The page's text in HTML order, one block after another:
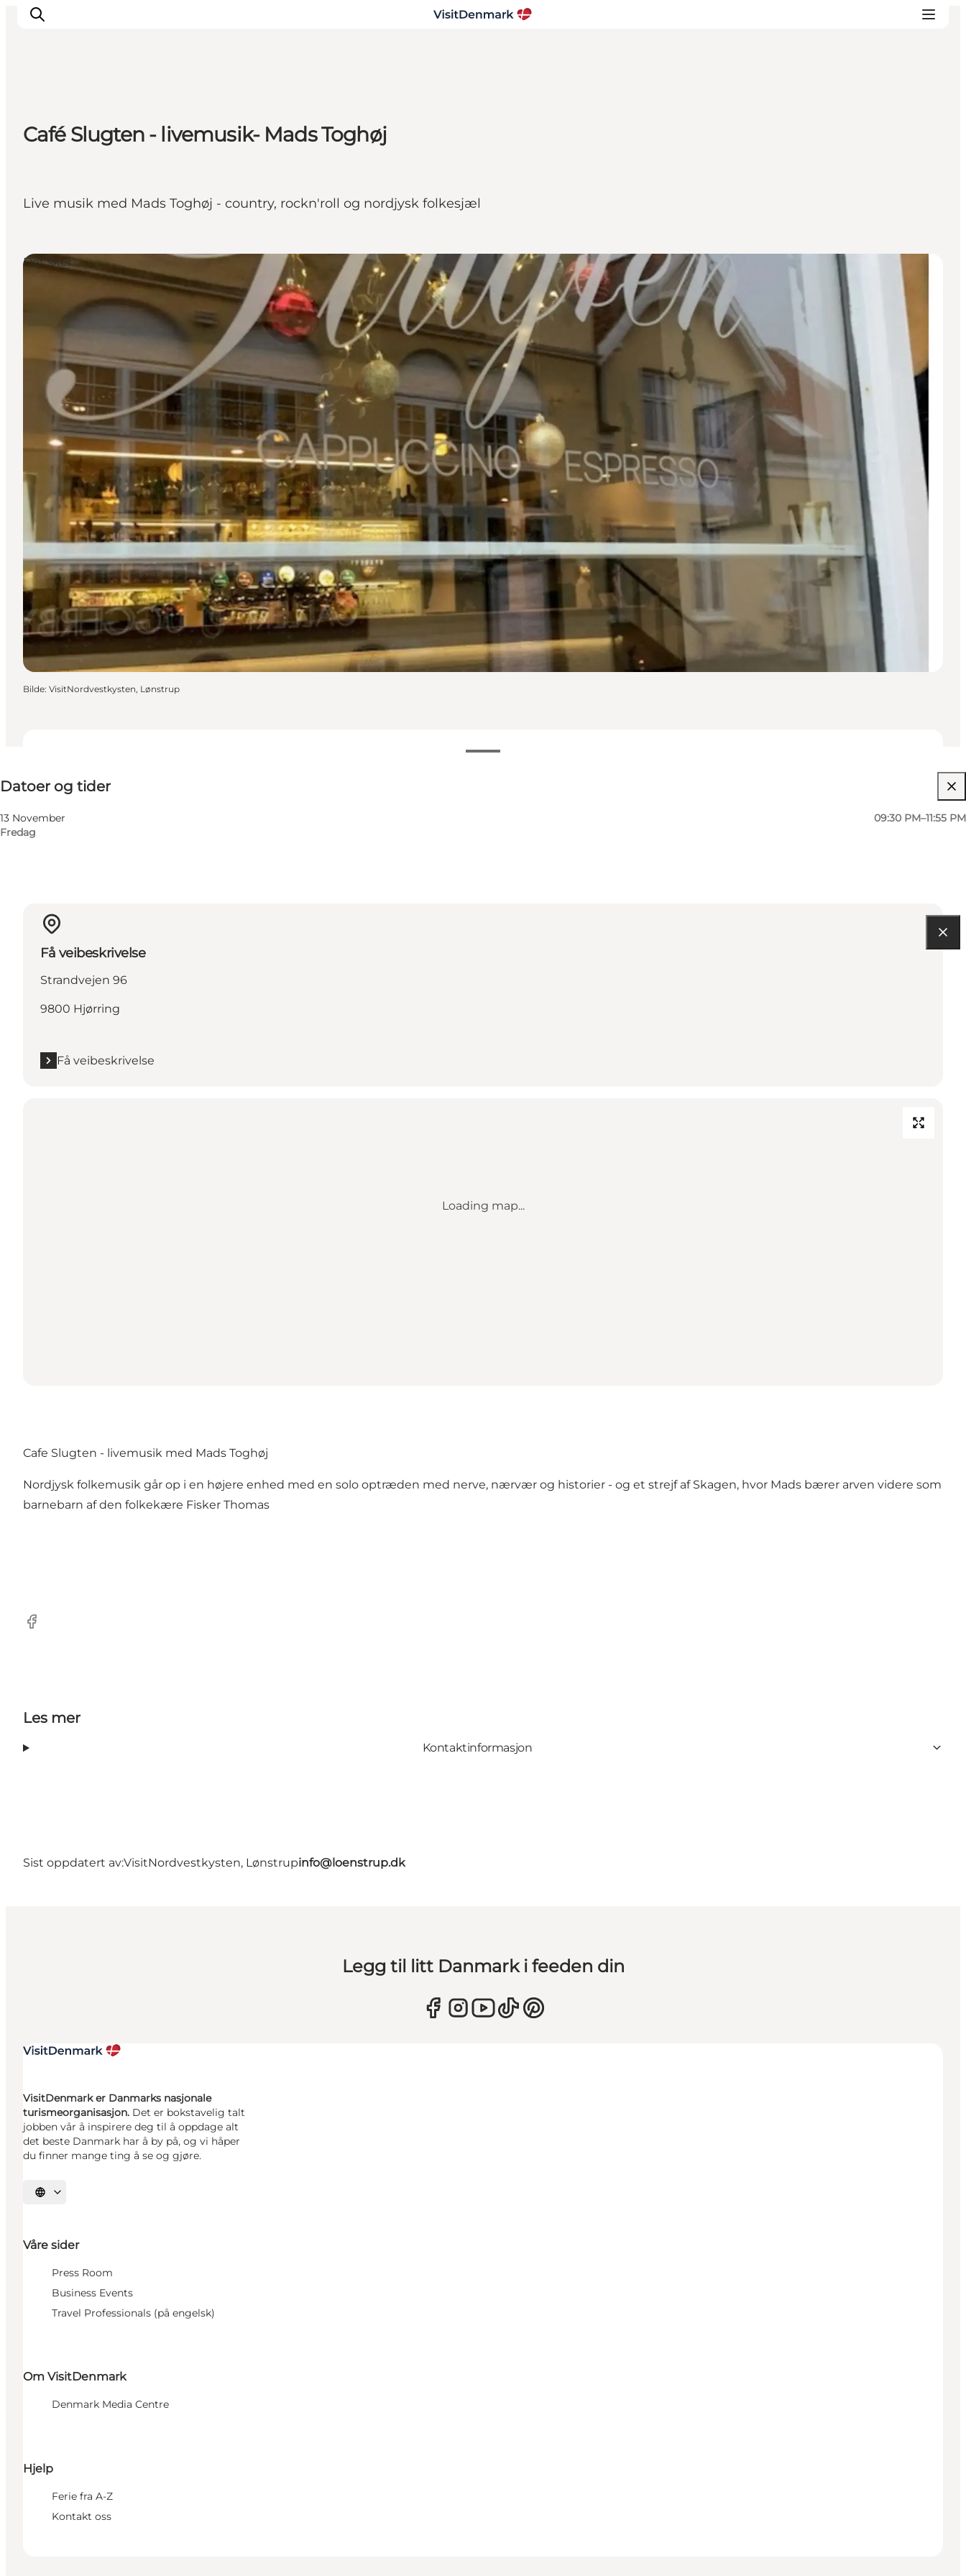
Inspirasjon
Reisemål
Planlegg reisen
Café Slugten - livemusik- Mads Toghøj
Live musik med Mads Toghøj - country, rockn'roll og nordjysk folkesjæl
Datoer og tider
13 November
Fredag
09:30 PM–11:55 PM
Besøk nettside
Det sker
Bilde: VisitNordvestkysten, Lønstrup
Få veibeskrivelse
Strandvejen 96
9800 Hjørring
Få veibeskrivelse
Loading map...
Cafe Slugten - livemusik med Mads Toghøj
Nordjysk folkemusik går op i en højere enhed med en solo optræden med nerve, nærvær og historier - og et strejf af Skagen, hvor Mads bærer arven videre som
barnebarn af den folkekære Fisker Thomas
Facebook
Les mer
Kontaktinformasjon
Sist oppdatert av:VisitNordvestkysten, Lønstrupinfo@loenstrup.dk
Legg til litt Danmark i feeden din
VisitDenmark er Danmarks nasjonale
turismeorganisasjon. Det er bokstavelig talt
jobben vår å inspirere deg til å oppdage alt
det beste Danmark har å by på, og vi håper
du finner mange ting å se og gjøre.
Velg språk
Våre sider
Press Room
Business Events
Travel Professionals (på engelsk)
Om VisitDenmark
Denmark Media Centre
Hjelp
Ferie fra A-Z
Kontakt oss